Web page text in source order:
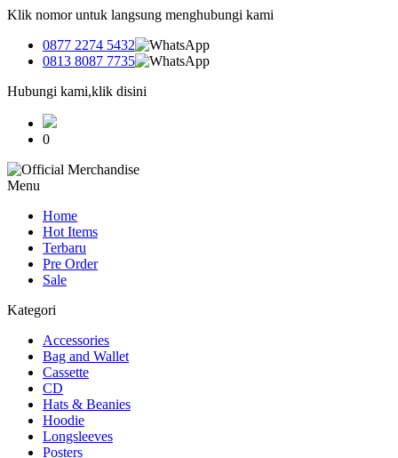
Klik nomor untuk langsung menghubungi kami
0877 2274 5432
0813 8087 7735
Hubungi kami,klik disini
0
Menu
Home
Hot Items
Terbaru
Pre Order
Sale
Kategori
Accessories
Bag and Wallet
Cassette
CD
Hats & Beanies
Hoodie
Longsleeves
Posters